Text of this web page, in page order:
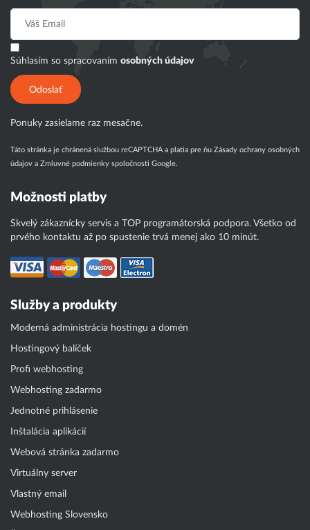
Súhlasím so spracovaním osobných údajov
Odoslať
Ponuky zasielame raz mesačne.
Táto stránka je chránená službou reCAPTCHA a platia pre ňu Zásady ochrany osobných
údajov a Zmluvné podmienky spoločnosti Google.
Možnosti platby
Skvelý zákaznícky servis a TOP programátorská podpora. Všetko od
prvého kontaktu až po spustenie trvá menej ako 10 minút.
Služby a produkty
Moderná administrácia hostingu a domén
Hostingový balíček
Profi webhosting
Webhosting zadarmo
Jednotné prihlásenie
Inštalácia aplikácií
Webová stránka zadarmo
Virtuálny server
Vlastný email
Webhosting Slovensko